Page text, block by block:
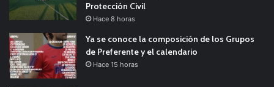
Protección Civil
Hace 8 horas
Ya se conoce la composición de los Grupos
de Preferente y el calendario
Hace 15 horas